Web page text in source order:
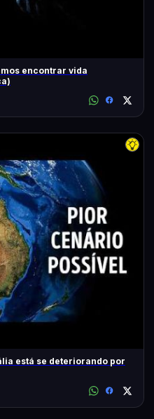
encontrar vida
está se deteriorando por